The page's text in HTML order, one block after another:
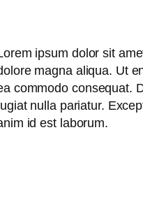
ipsum dolor sit
magna aliqua. Ut
commodo consequat.
nulla pariatur.
id est laborum.